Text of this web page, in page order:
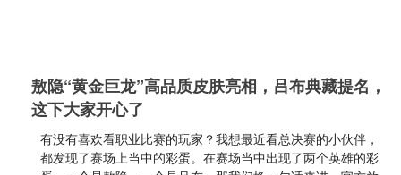
敖隐“黄金巨龙”高品质皮肤亮相，吕布典藏提名，
这下大家开心了
有没有喜欢看职业比赛的玩家？我想最近看总决赛的小伙伴，
都发现了赛场上当中的彩蛋。在赛场当中出现了两个英雄的彩